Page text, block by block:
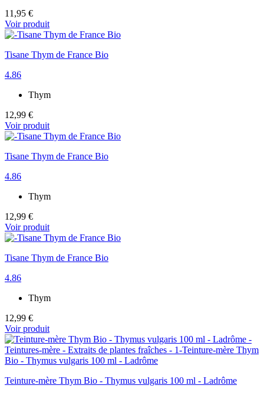
11,95 €
Voir produit
Tisane Thym de France Bio
4.86
Thym
12,99 €
Voir produit
Tisane Thym de France Bio
4.86
Thym
12,99 €
Voir produit
Tisane Thym de France Bio
4.86
Thym
12,99 €
Voir produit
Teinture-mère Thym Bio - Thymus vulgaris 100 ml - Ladrôme